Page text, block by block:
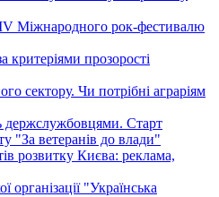
Міжнародного рок-фестивалю
критеріями прозорості
сектору. Чи потрібні аграріям
Старт
"За ветеранів до влади"
розвитку Києва: реклама,
організації "Українська